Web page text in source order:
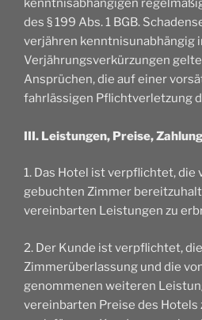
kenntnisabhängigen
des § 199 Abs. 1 BGB.
verjähren kenntnisunabhängig
Verjährungsverkürzungen
Ansprüchen, die auf einer
fahrlässigen Pflichtverletzung
III. Leistungen, Preise,
1. Das Hotel ist verpflichtet, die
gebuchten Zimmer
vereinbarten Leistungen zu
2. Der Kunde ist verpflichtet,
Zimmerüberlassung und die
genommenen weiteren
vereinbarten Preise des Hotels